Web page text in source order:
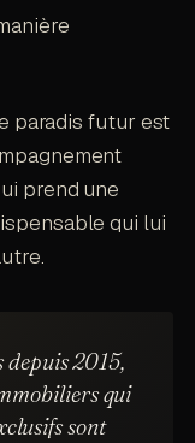
paradis futur est
prend une
qui lui
depuis 2015,
qui
sont